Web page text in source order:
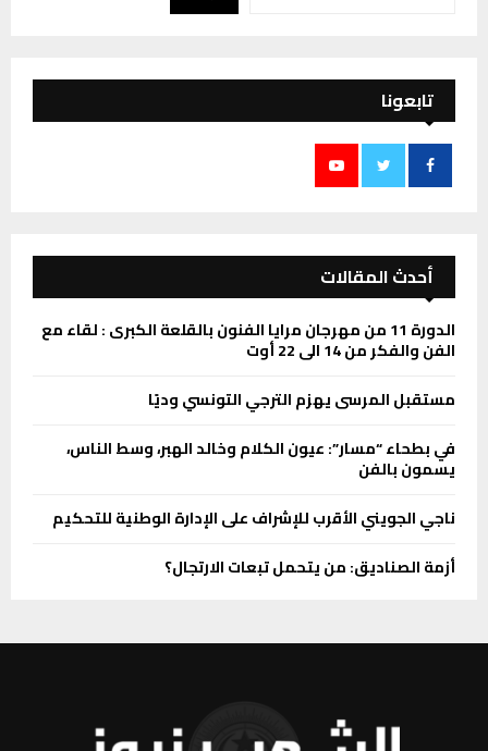
تابعونا
أحدث المقالات
الدورة 11 من مهرجان مرايا الفنون بالقلعة الكبرى : لقاء مع
الفن والفكر من 14 الى 22 أوت
مستقبل المرسى يهزم الترجي التونسي وديًا
في بطحاء “مسار”: عيون الكلام وخالد الهبر، وسط الناس،
يسمون بالفن
ناجي الجويني الأقرب للإشراف على الإدارة الوطنية للتحكيم
أزمة الصناديق: من يتحمل تبعات الارتجال؟